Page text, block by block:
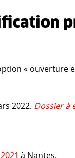
« ouverture
2022. Dossier à
à Nantes.